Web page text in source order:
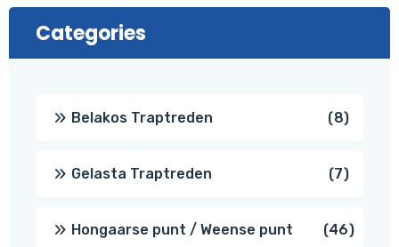
Categories
Belakos Traptreden 88
Gelasta Traptreden 77
Hongaarse punt / Weense punt 4646